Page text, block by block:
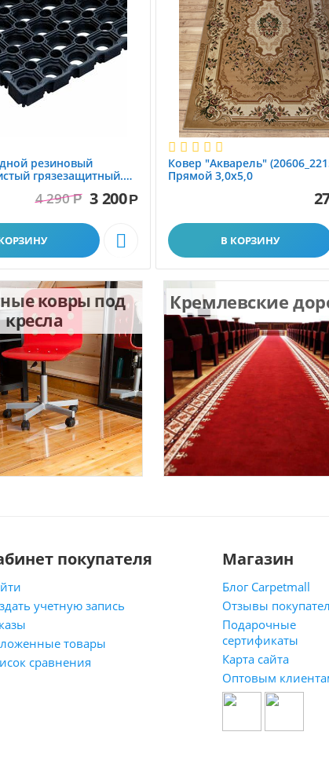
резиновый
грязезащитный.
4 290 Р 3 200Р

Ковер "Акварель"
Прямой 3,0х5,0
В КОРЗИНУ
ковры под
кресла
Кремлевские
покупателя
учетную запись
товары
сравнения
Магазин
Блог Carpetmall
Отзывы
Подарочные
сертификаты
Карта сайта
Оптовым